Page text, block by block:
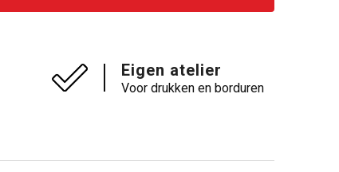
Eigen atelier
Voor drukken en borduren